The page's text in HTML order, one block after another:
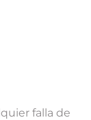
falla de